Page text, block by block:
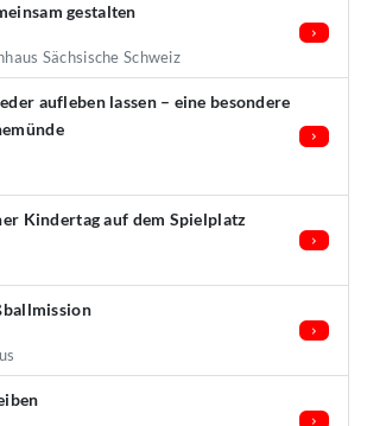
gestalten
Sächsische Schweiz
aufleben lassen – eine besondere
Kindertag auf dem Spielplatz